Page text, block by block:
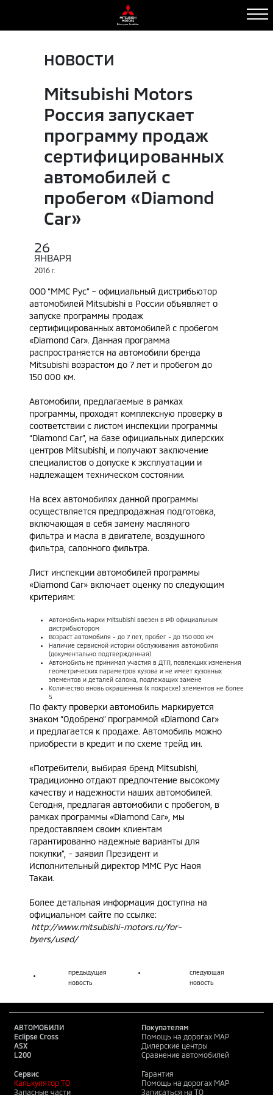
НОВОСТИ
Mitsubishi Motors
Россия запускает
программу продаж
сертифицированных
автомобилей с
пробегом «Diamond
Car»
26
ЯНВАРЯ
2016 Г.
ООО “ММС Рус” – официальный дистрибьютор
автомобилей Mitsubishi в России объявляет о
запуске программы продаж
сертифицированных автомобилей с пробегом
«Diamond Car». Данная программа
распространяется на автомобили бренда
Mitsubishi возрастом до 7 лет и пробегом до
150 000 км.
Автомобили, предлагаемые в рамках
программы, проходят комплексную проверку в
соответствии с листом инспекции программы
“Diamond Car”, на базе официальных дилерских
центров Mitsubishi, и получают заключение
специалистов о допуске к эксплуатации и
надлежащем техническом состоянии.
На всех автомобилях данной программы
осуществляется предпродажная подготовка,
включающая в себя замену масляного
фильтра и масла в двигателе, воздушного
фильтра, салонного фильтра.
Лист инспекции автомобилей программы
«Diamond Car» включает оценку по следующим
критериям:
Автомобиль марки Mitsubishi ввезен в РФ официальным
дистрибьютором
Возраст автомобиля - до 7 лет, пробег - до 150 000 км
Наличие сервисной истории обслуживания автомобиля
(документально подтвержденная)
Автомобиль не принимал участия в ДТП, повлекших изменения
геометрических параметров кузова и не имеет кузовных
элементов и деталей салона, подлежащих замене
Количество вновь окрашенных (к покраске) элементов не более
5
По факту проверки автомобиль маркируется
знаком “Одобрено” программой «Diamond Car»
и предлагается к продаже. Автомобиль можно
приобрести в кредит и по схеме трейд ин.
«Потребители, выбирая бренд Mitsubishi,
традиционно отдают предпочтение высокому
качеству и надежности наших автомобилей.
Сегодня, предлагая автомобили с пробегом, в
рамках программы «Diamond Car», мы
предоставляем своим клиентам
гарантированно надежные варианты для
покупки”, - заявил Президент и
Исполнительный директор ММС Рус Наоя
Такаи.
Более детальная информация доступна на
официальном сайте по ссылке:
http://www.mitsubishi-motors.ru/for-
byers/used/
предыдущая
новость
следующая
новость
АВТОМОБИЛИ
Eclipse Cross
ASX
L200
Покупателям
Помощь на дорогах MAP
Дилерские центры
Сравнение автомобилей
Сервис
Калькулятор ТО
Запасные части
Гарантия
Помощь на дорогах MAP
Записаться на ТО